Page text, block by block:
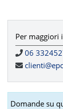
Per maggiori
06
Domande su